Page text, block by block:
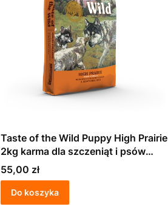
Taste of the Wild Puppy High Prairie
2kg karma dla szczeniąt i psów
dorosłych
Cena
55,00 zł
Do koszyka